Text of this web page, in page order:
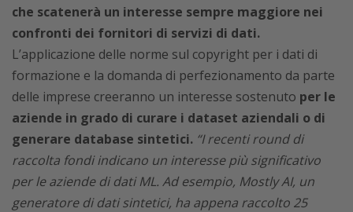
che scatenerà un interesse sempre maggiore nei
confronti dei fornitori di servizi di dati.
L’applicazione delle norme sul copyright per i dati di
formazione e la domanda di perfezionamento da parte
delle imprese creeranno un interesse sostenuto per le
aziende in grado di curare i dataset aziendali o di
generare database sintetici. “I recenti round di
raccolta fondi indicano un interesse più significativo
per le aziende di dati ML. Ad esempio, Mostly AI, un
generatore di dati sintetici, ha appena raccolto 25